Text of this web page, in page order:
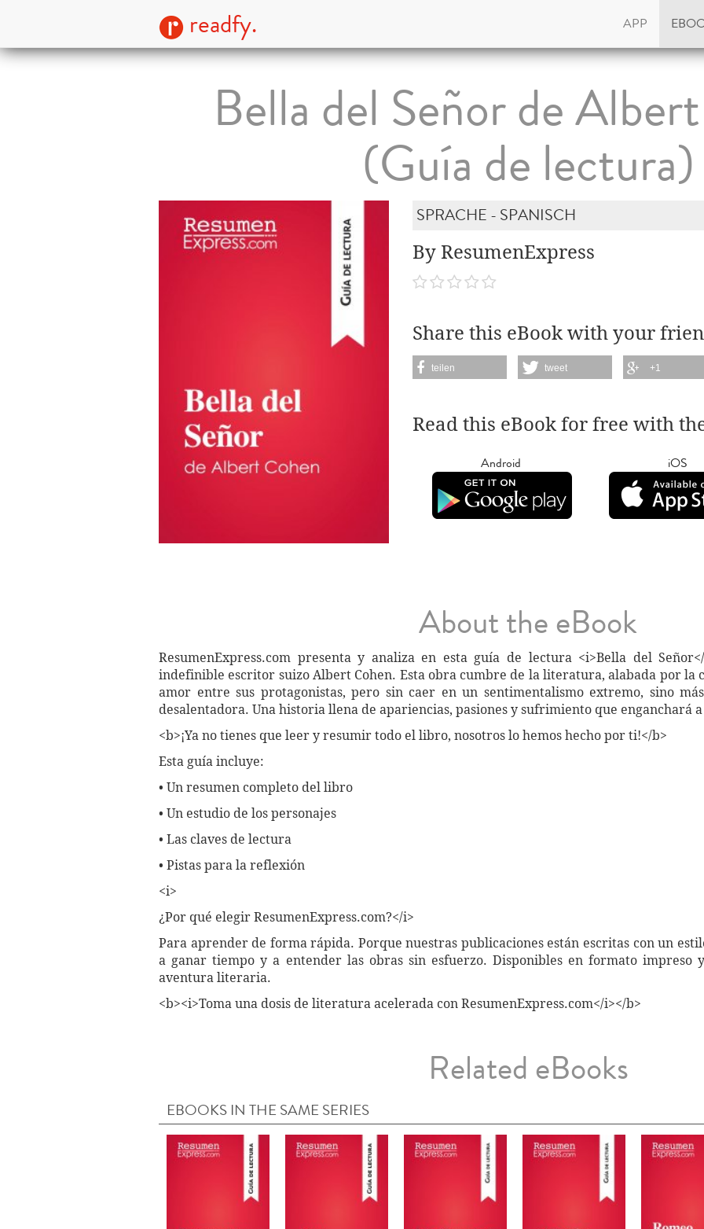
readfy. APP
Bella del Señor de
(Guía de lectura)
SPRACHE - SPANISCH
By ResumenExpress
Share this eBook with your
teilen tweet +1
Read this eBook for free with
Android iOS
About the eBook
ResumenExpress.com presenta y analiza en esta guía de lectura <i>Bella del
indefinible escritor suizo Albert Cohen. Esta obra cumbre de la literatura, alabada por la
amor entre sus protagonistas, pero sin caer en un sentimentalismo extremo, sino
desalentadora. Una historia llena de apariencias, pasiones y sufrimiento que enganchará
<b>¡Ya no tienes que leer y resumir todo el libro, nosotros lo hemos hecho por ti!</b>
Esta guía incluye:
• Un resumen completo del libro
• Un estudio de los personajes
• Las claves de lectura
• Pistas para la reflexión
<i>
¿Por qué elegir ResumenExpress.com?</i>
Para aprender de forma rápida. Porque nuestras publicaciones están escritas con un
a ganar tiempo y a entender las obras sin esfuerzo. Disponibles en formato impreso
aventura literaria.
<b><i>Toma una dosis de literatura acelerada con ResumenExpress.com</i></b>
Related eBooks
EBOOKS IN THE SAME SERIES